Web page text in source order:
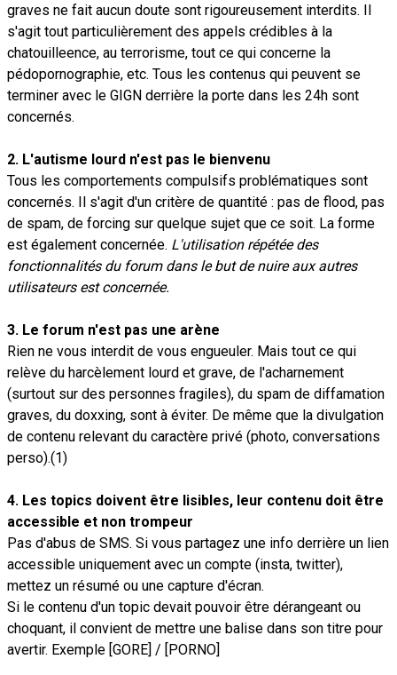
graves ne fait aucun doute sont rigoureusement interdits. Il
s'agit tout particulièrement des appels crédibles à la
chatouilleence, au terrorisme, tout ce qui concerne la
pédopornographie, etc. Tous les contenus qui peuvent se
terminer avec le GIGN derrière la porte dans les 24h sont
concernés.
2. L'autisme lourd n'est pas le bienvenu
Tous les comportements compulsifs problématiques sont
concernés. Il s'agit d'un critère de quantité : pas de flood, pas
de spam, de forcing sur quelque sujet que ce soit. La forme
est également concernée. L'utilisation répétée des
fonctionnalités du forum dans le but de nuire aux autres
utilisateurs est concernée.
3. Le forum n'est pas une arène
Rien ne vous interdit de vous engueuler. Mais tout ce qui
relève du harcèlement lourd et grave, de l'acharnement
(surtout sur des personnes fragiles), du spam de diffamation
graves, du doxxing, sont à éviter. De même que la divulgation
de contenu relevant du caractère privé (photo, conversations
perso).(1)
4. Les topics doivent être lisibles, leur contenu doit être
accessible et non trompeur
Pas d'abus de SMS. Si vous partagez une info derrière un lien
accessible uniquement avec un compte (insta, twitter),
mettez un résumé ou une capture d'écran.
Si le contenu d'un topic devait pouvoir être dérangeant ou
choquant, il convient de mettre une balise dans son titre pour
avertir. Exemple [GORE] / [PORNO]